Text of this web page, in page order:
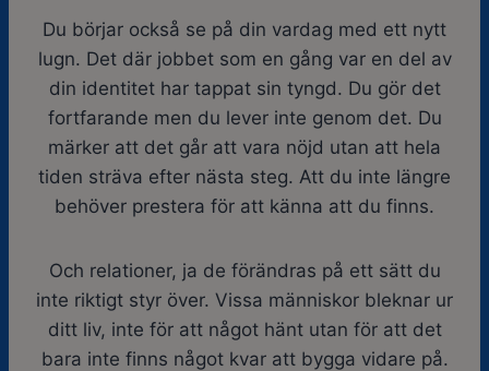
Du börjar också se på din vardag med ett nytt
lugn. Det där jobbet som en gång var en del av
din identitet har tappat sin tyngd. Du gör det
fortfarande men du lever inte genom det. Du
märker att det går att vara nöjd utan att hela
tiden sträva efter nästa steg. Att du inte längre
behöver prestera för att känna att du finns.
Och relationer, ja de förändras på ett sätt du
inte riktigt styr över. Vissa människor bleknar ur
ditt liv, inte för att något hänt utan för att det
bara inte finns något kvar att bygga vidare på.